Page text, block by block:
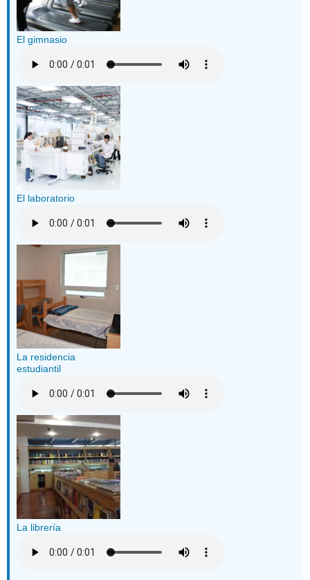
El gimnasio
El laboratorio
La residencia
estudiantil
La librería